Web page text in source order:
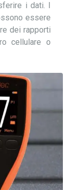
i dati. I
essere
dei rapporti
cellulare o